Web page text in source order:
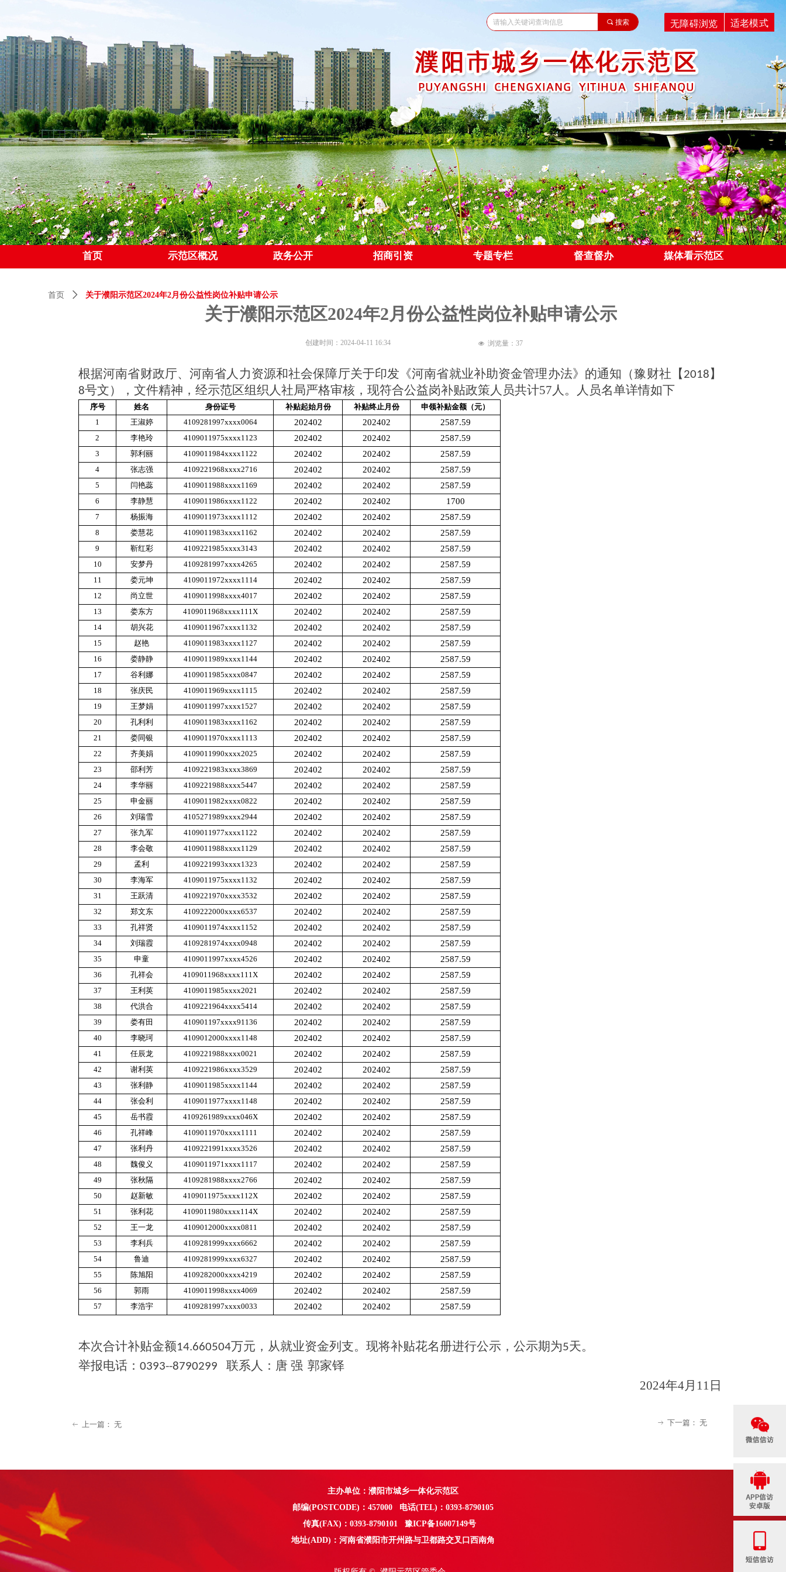
끠 搜索
首页 示范区概况 政务公开 招商引资 专题专栏 督查督办 媒体看示范区
无障碍浏览 适老模式
关于濮阳示范区2024年2月份公益性岗位补贴申请公示
首页 ꄲ 关于濮阳示范区2024年2月份公益性岗位补贴申请公示
根据河南省财政厅、河南省人力资源和社会保障厅关于印发《河南省就业补助资金管理办法》的通知（豫财社【2018】
8号文），文件精神，经示范区组织人社局严格审核，现符合公益岗补贴政策人员共计57人。人员名单详情如下
序号 姓名 身份证号 补贴起始月份 补贴终止月份
申领补贴金额（元）
1
王淑婷 4109281997xxxx0064 202402 202402 2587.59
2 李艳玲 4109011975xxxx1123 202402 202402 2587.59
3 郭利丽 4109011984xxxx1122 202402 202402 2587.59
4 张志强 4109221968xxxx2716 202402 202402 2587.59
5 闫艳蕊 4109011988xxxx1169 202402 202402 2587.59
6 李静慧 4109011986xxxx1122 202402 202402 1700
7 杨振海 4109011973xxxx1112 202402 202402 2587.59
8 娄慧花 4109011983xxxx1162 202402 202402 2587.59
9 靳红彩 4109221985xxxx3143 202402 202402 2587.59
10 安梦丹 4109281997xxxx4265 202402 202402 2587.59
11 娄元坤 4109011972xxxx1114 202402 202402 2587.59
12 尚立世 4109011998xxxx4017 202402 202402 2587.59
13 娄东方 4109011968xxxx111X 202402 202402 2587.59
14 胡兴花 4109011967xxxx1132 202402 202402 2587.59
15 赵艳 4109011983xxxx1127 202402 202402 2587.59
16 娄静静 4109011989xxxx1144 202402 202402 2587.59
17 谷利娜 4109011985xxxx0847 202402 202402 2587.59
18 张庆民 4109011969xxxx1115 202402 202402 2587.59
19 王梦娟 4109011997xxxx1527 202402 202402 2587.59
20 孔利利 4109011983xxxx1162 202402 202402 2587.59
21 娄同银 4109011970xxxx1113 202402 202402 2587.59
22 齐美娟 4109011990xxxx2025 202402 202402 2587.59
23 邵利芳 4109221983xxxx3869 202402 202402 2587.59
24 李华丽 4109221988xxxx5447 202402 202402 2587.59
25 申金丽 4109011982xxxx0822 202402 202402 2587.59
26 刘瑞雪 4105271989xxxx2944 202402 202402 2587.59
27 张九军 4109011977xxxx1122 202402 202402 2587.59
28 李会敬 4109011988xxxx1129 202402 202402 2587.59
29 孟利 4109221993xxxx1323 202402 202402 2587.59
30 李海军 4109011975xxxx1132 202402 202402 2587.59
31 王跃清 4109221970xxxx3532 202402 202402 2587.59
32 郑文东 4109222000xxxx6537 202402 202402 2587.59
33 孔祥贤 4109011974xxxx1152 202402 202402 2587.59
34 刘瑞霞 4109281974xxxx0948 202402 202402 2587.59
35 申童 4109011997xxxx4526 202402 202402 2587.59
36 孔祥会 4109011968xxxx111X 202402 202402 2587.59
37 王利英 4109011985xxxx2021 202402 202402 2587.59
38 代洪合 4109221964xxxx5414 202402 202402 2587.59
39 娄有田 410901197xxxx91136 202402 202402 2587.59
40 李晓珂 4109012000xxxx1148 202402 202402 2587.59
41 任辰龙 4109221988xxxx0021 202402 202402 2587.59
42 谢利英 4109221986xxxx3529 202402 202402 2587.59
43 张利静 4109011985xxxx1144 202402 202402 2587.59
44 张会利 4109011977xxxx1148 202402 202402 2587.59
45 岳书霞 4109261989xxxx046X 202402 202402 2587.59
46 孔祥峰 4109011970xxxx1111 202402 202402 2587.59
47 张利丹 4109221991xxxx3526 202402 202402 2587.59
48 魏俊义 4109011971xxxx1117 202402 202402 2587.59
49 张秋隔 4109281988xxxx2766 202402 202402 2587.59
50 赵新敏 4109011975xxxx112X 202402 202402 2587.59
51 张利花 4109011980xxxx114X 202402 202402 2587.59
52 王一龙 4109012000xxxx0811 202402 202402 2587.59
53 李利兵 4109281999xxxx6662 202402 202402 2587.59
54 鲁迪 4109281999xxxx6327 202402 202402 2587.59
55 陈旭阳 4109282000xxxx4219 202402 202402 2587.59
56 郭雨 4109011998xxxx4069 202402 202402 2587.59
57 李浩宇 4109281997xxxx0033 202402 202402 2587.59
本次合计补贴金额14.660504万元，从就业资金列支。现将补贴花名册进行公示，公示期为5天。
举报电话： 0393--8790299 联系人：唐 强 郭家铎
2024年4月 11 日
ꂃ 上一篇： 无 ꁹ 下一篇： 无
넶 浏览量： 37
创建时间： 2024-04-11 16:34
主办单位：濮阳市城乡一体化示范区
邮编(POSTCODE)：457000 电话(TEL)：0393-8790105
传真(FAX)：0393-8790101 豫ICP备16007149号
地址(ADD)： 河南省濮阳市开州路与卫都路交叉口西南角